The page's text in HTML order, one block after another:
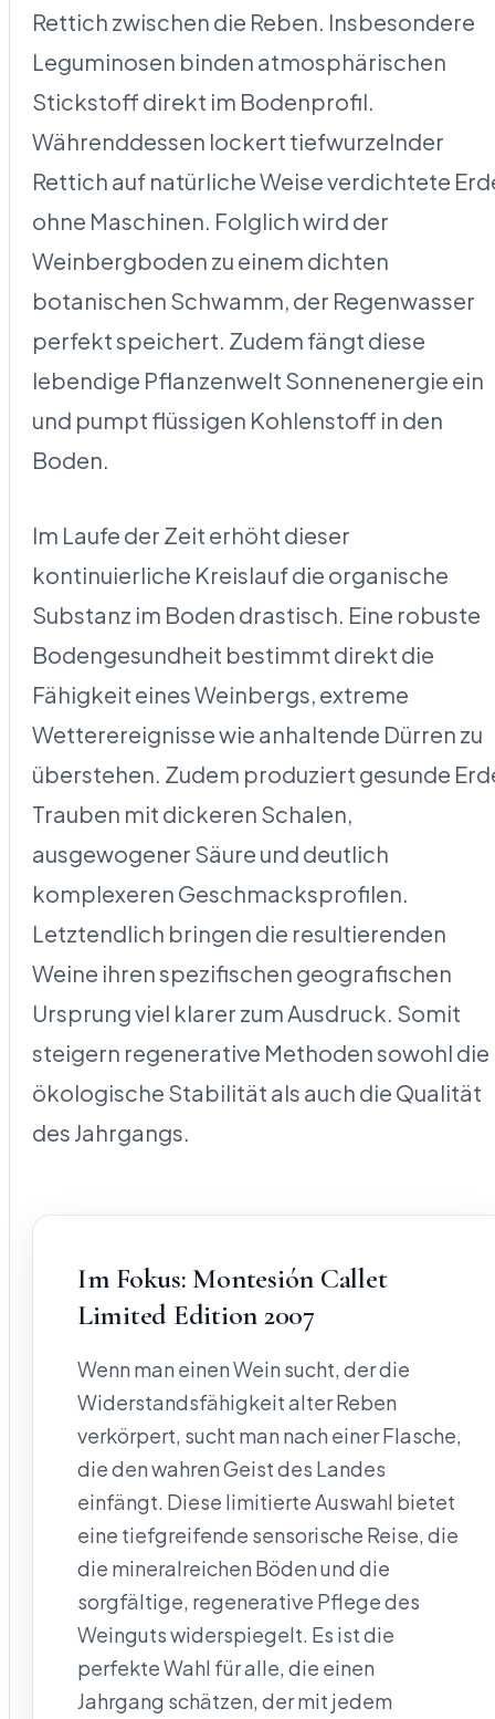
Rettich zwischen die Reben. Insbesondere
Leguminosen binden atmosphärischen
Stickstoff direkt im Bodenprofil.
Währenddessen lockert tiefwurzelnder
Rettich auf natürliche Weise verdichtete
ohne Maschinen. Folglich wird der
Weinbergboden zu einem dichten
botanischen Schwamm, der Regenwasser
perfekt speichert. Zudem fängt diese
lebendige Pflanzenwelt Sonnenenergie ein
und pumpt flüssigen Kohlenstoff in den
Boden.
Im Laufe der Zeit erhöht dieser
kontinuierliche Kreislauf die organische
Substanz im Boden drastisch. Eine robuste
Bodengesundheit bestimmt direkt die
Fähigkeit eines Weinbergs, extreme
Wetterereignisse wie anhaltende Dürren zu
überstehen. Zudem produziert gesunde
Trauben mit dickeren Schalen,
ausgewogener Säure und deutlich
komplexeren Geschmacksprofilen.
Letztendlich bringen die resultierenden
Weine ihren spezifischen geografischen
Ursprung viel klarer zum Ausdruck. Somit
steigern regenerative Methoden sowohl die
ökologische Stabilität als auch die Qualität
des Jahrgangs.
Im Fokus: Montesión Callet
Limited Edition 2007
Wenn man einen Wein sucht, der die
Widerstandsfähigkeit alter Reben
verkörpert, sucht man nach einer Flasche,
die den wahren Geist des Landes
einfängt. Diese limitierte Auswahl bietet
eine tiefgreifende sensorische Reise, die
die mineralreichen Böden und die
sorgfältige, regenerative Pflege des
Weinguts widerspiegelt. Es ist die
perfekte Wahl für alle, die einen
Jahrgang schätzen, der mit jedem